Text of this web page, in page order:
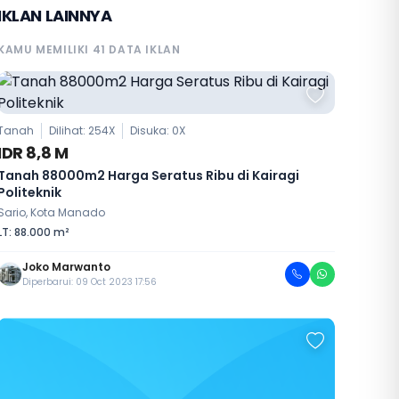
LAINNYA
MEMILIKI 41 DATA IKLAN
Dilihat: 254X Disuka: 0X
8,8 M
88000m2 Harga Seratus Ribu di Kairagi
Kota Manado
88.000 m²
Joko Marwanto
Diperbarui: 09 Oct 2023 17:56